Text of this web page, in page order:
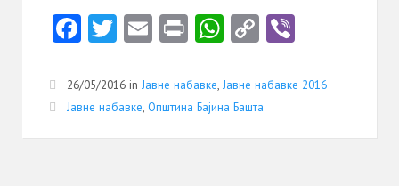
Fa
b
o
o
T
itt
er
E
ai
l
Pr
t
W
ts
A
p
C
py
Li
nk
er
26/05/2016 in Јавне набавке, Јавне набавке 2016
Јавне набавке, Општина Бајина Башта